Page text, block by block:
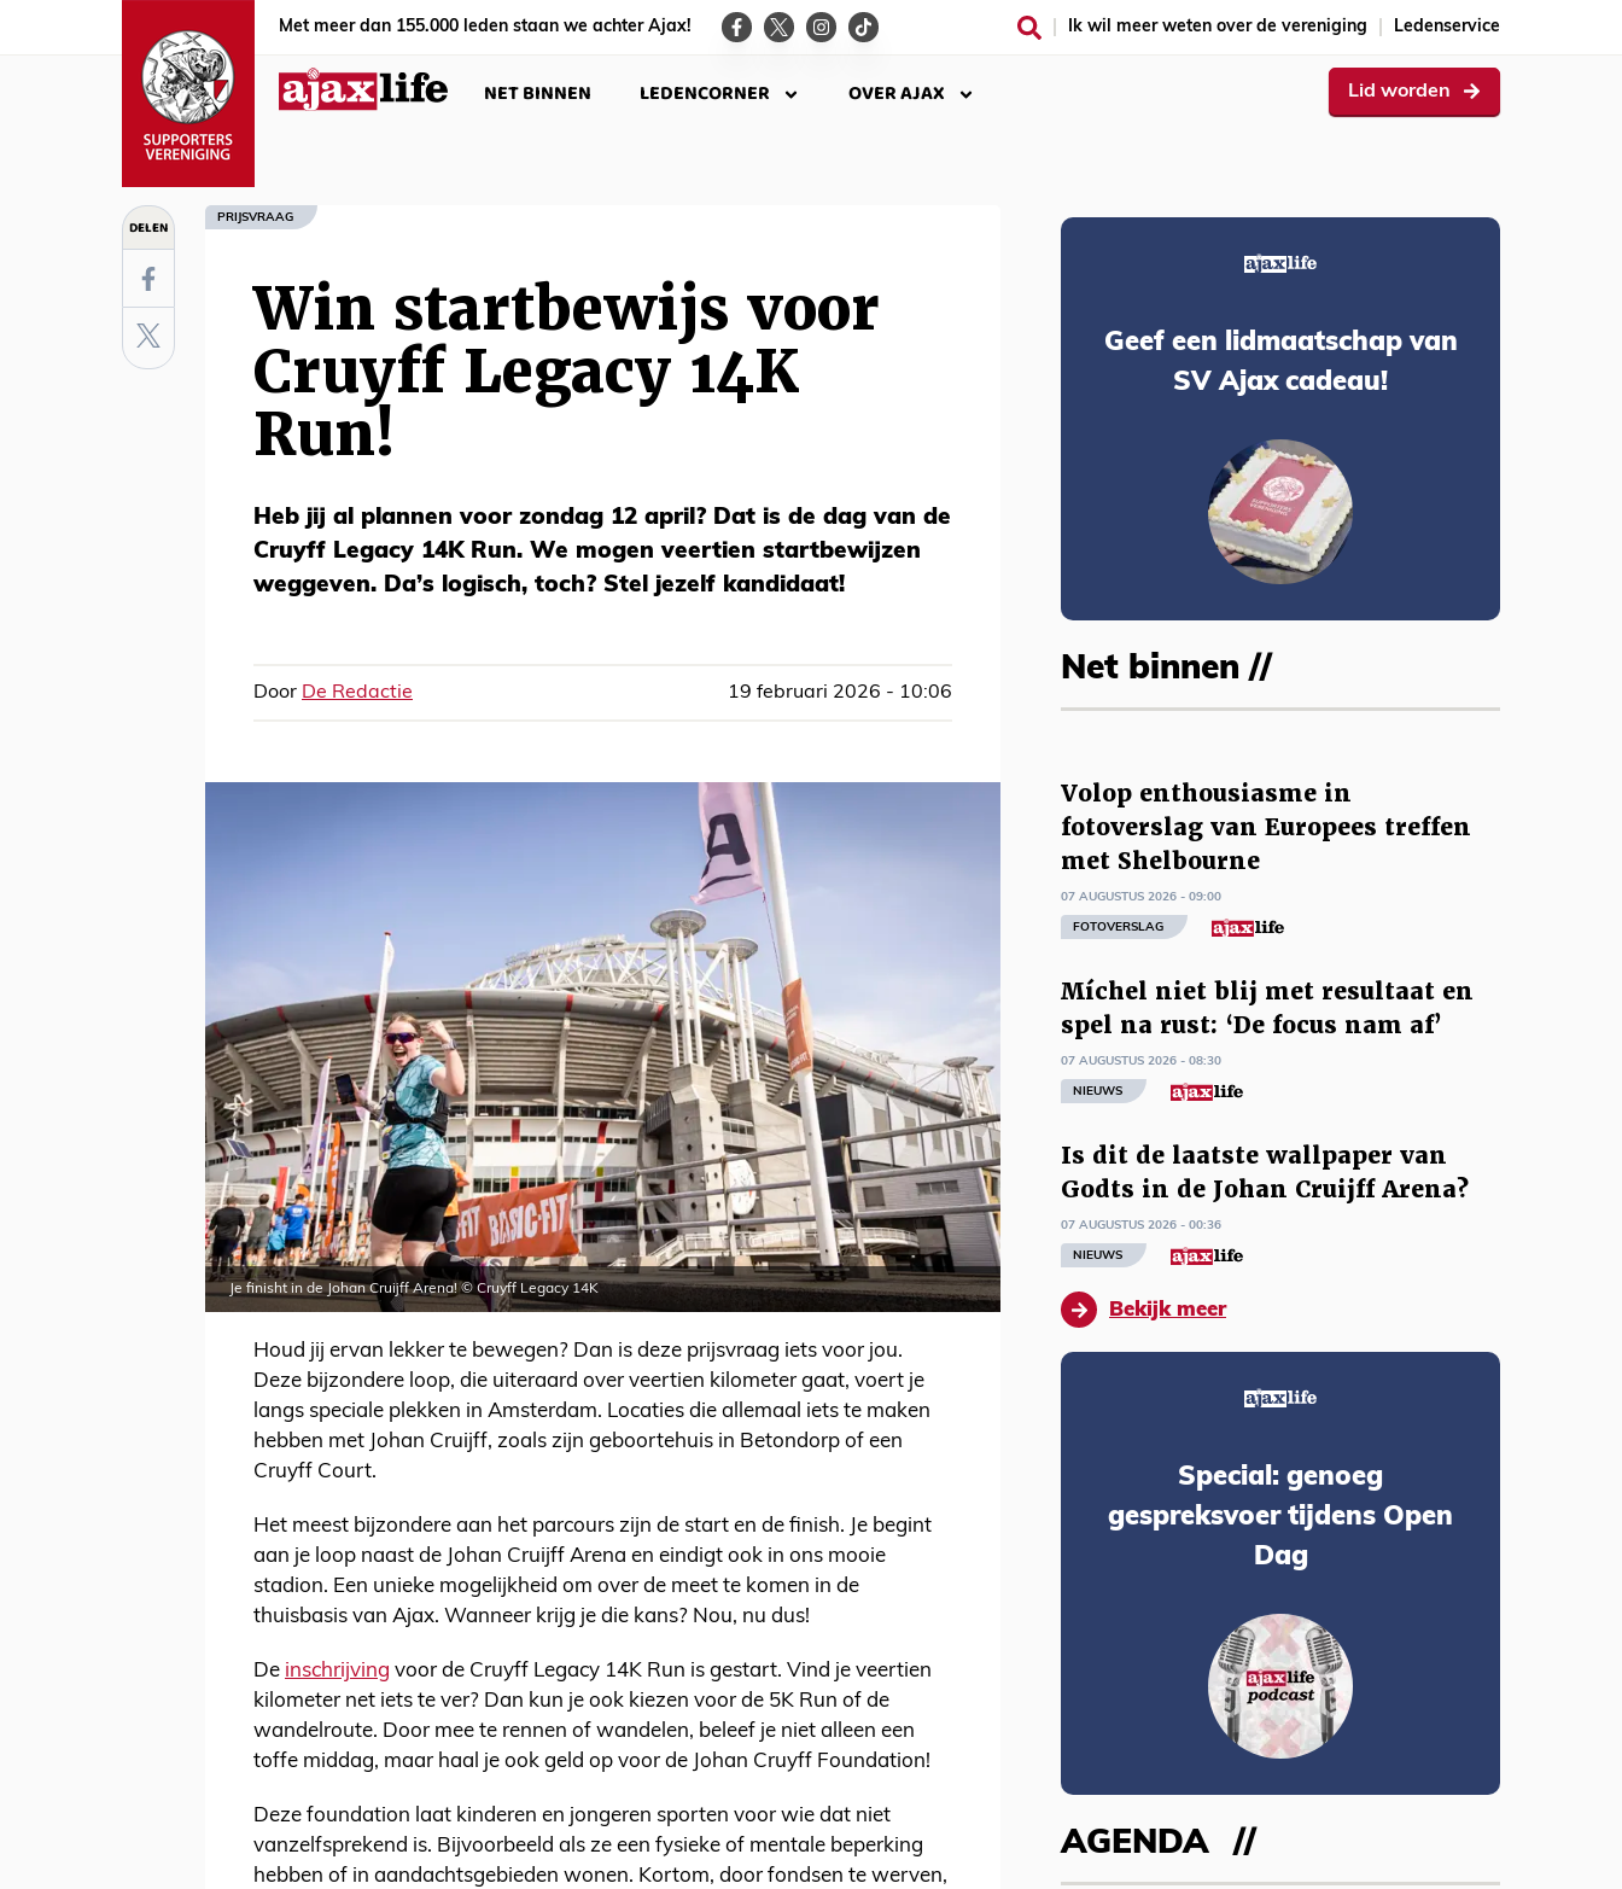
Met meer dan 155.000 leden staan we achter Ajax! Ik wil meer weten over de vereniging Ledenservice
NET BINNEN LEDENCORNER OVER AJAX Lid worden
DELEN PRIJSVRAAG
Win startbewijs voor
Cruyff Legacy 14K
Run!
Heb jij al plannen voor zondag 12 april? Dat is de dag van de
Cruyff Legacy 14K Run. We mogen veertien startbewijzen
weggeven. Da’s logisch, toch? Stel jezelf kandidaat!
Door De Redactie 19 februari 2026 - 10:06
Je finisht in de Johan Cruijff Arena! © Cruyff Legacy 14K
Houd jij ervan lekker te bewegen? Dan is deze prijsvraag iets voor jou.
Deze bijzondere loop, die uiteraard over veertien kilometer gaat, voert je
langs speciale plekken in Amsterdam. Locaties die allemaal iets te maken
hebben met Johan Cruijff, zoals zijn geboortehuis in Betondorp of een
Cruyff Court.
Het meest bijzondere aan het parcours zijn de start en de finish. Je begint
aan je loop naast de Johan Cruijff Arena en eindigt ook in ons mooie
stadion. Een unieke mogelijkheid om over de meet te komen in de
thuisbasis van Ajax. Wanneer krijg je die kans? Nou, nu dus!
De inschrijving voor de Cruyff Legacy 14K Run is gestart. Vind je veertien
kilometer net iets te ver? Dan kun je ook kiezen voor de 5K Run of de
wandelroute. Door mee te rennen of wandelen, beleef je niet alleen een
toffe middag, maar haal je ook geld op voor de Johan Cruyff Foundation!
Deze foundation laat kinderen en jongeren sporten voor wie dat niet
vanzelfsprekend is. Bijvoorbeeld als ze een fysieke of mentale beperking
hebben of in aandachtsgebieden wonen. Kortom, door fondsen te werven,
Geef een lidmaatschap van
SV Ajax cadeau!
Net binnen //
Volop enthousiasme in
fotoverslag van Europees treffen
met Shelbourne
07 AUGUSTUS 2026 - 09:00
FOTOVERSLAG
Míchel niet blij met resultaat en
spel na rust: ‘De focus nam af’
07 AUGUSTUS 2026 - 08:30
NIEUWS
Is dit de laatste wallpaper van
Godts in de Johan Cruijff Arena?
07 AUGUSTUS 2026 - 00:36
NIEUWS
Bekijk meer
Special: genoeg
gespreksvoer tijdens Open
Dag
AGENDA